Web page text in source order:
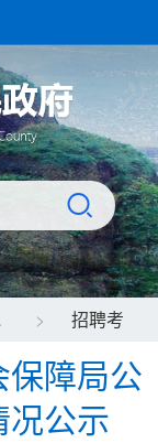
>
招聘考
障局公
公示